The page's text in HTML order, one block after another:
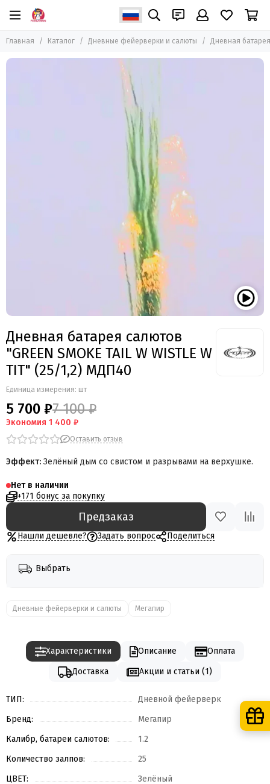
Главная Каталог Дневные фейерверки и салюты Дневная батарея
Дневная батарея салютов
"GREEN SMOKE TAIL W WISTLE W
TIT" (25/1,2) МДП40
Единица измерения: шт
5 700 ₽7 100 ₽
Экономия 1 400 ₽
Оставить отзыв
Эффект: Зелёный дым со свистом и разрывами на верхушке.
Нет в наличии
+171 бонус за покупку
Предзаказ
Нашли дешевле? Задать вопрос Поделиться
Выбрать
Дневные фейерверки и салюты Мегапир
Характеристики Описание
Оплата
Доставка
Акции и статьи (1)
ТИП:
Дневной фейерверк
Бренд:
Мегапир
Калибр, батареи салютов:
1.2
Количество залпов:
25
ЦВЕТ:
Зелёный